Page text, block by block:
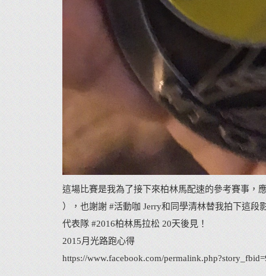
這場比賽是我為了接下來柏林馬配速的參考賽事，
），也謝謝 #活動咖 Jerry和同學清林替我拍下這段
代表隊 #2016柏林馬拉松 20天後見！
2015月光路跑心得
https://www.facebook.com/